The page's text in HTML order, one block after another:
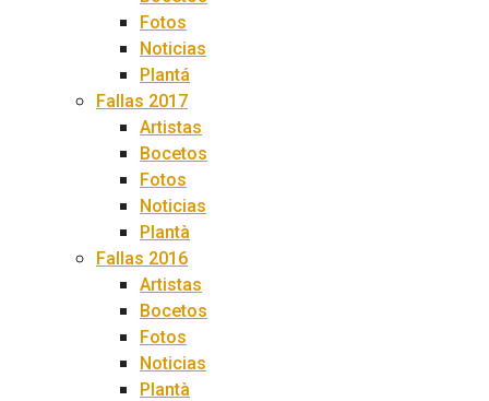
Fotos
Noticias
Plantá
Fallas 2017
Artistas
Bocetos
Fotos
Noticias
Plantà
Fallas 2016
Artistas
Bocetos
Fotos
Noticias
Plantà